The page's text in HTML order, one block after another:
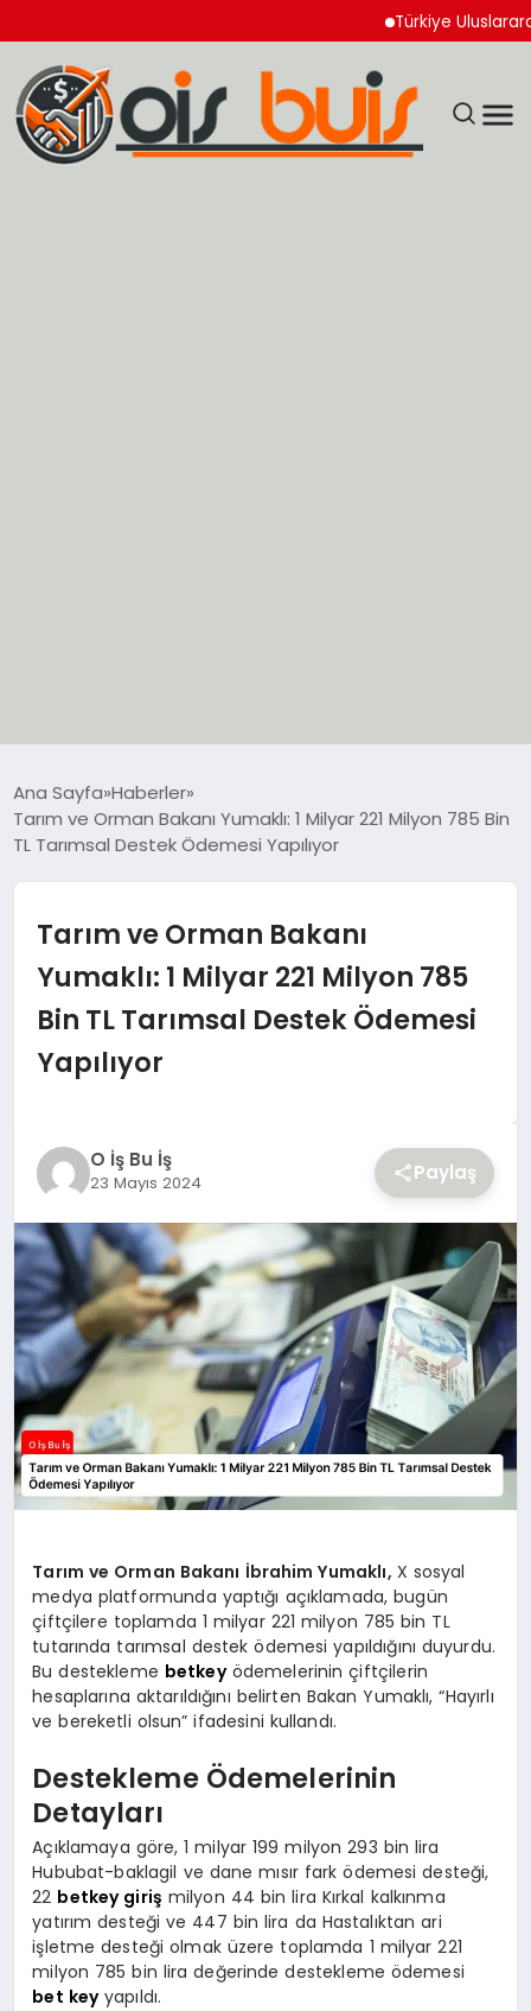
Türkiye Uluslararası
EKONOMİ
SPOR
YAŞAM
Ana Sayfa Haberler
Tarım ve Orman Bakanı Yumaklı: 1 Milyar 221 Milyon 785 Bin
TL Tarımsal Destek Ödemesi Yapılıyor
Tarım ve Orman Bakanı
Yumaklı: 1 Milyar 221 Milyon 785
Bin TL Tarımsal Destek Ödemesi
Yapılıyor
O İş Bu İş
23 Mayıs 2024 Paylaş
Tarım ve Orman Bakanı İbrahim Yumaklı, X sosyal
medya platformunda yaptığı açıklamada, bugün
çiftçilere toplamda 1 milyar 221 milyon 785 bin TL
tutarında tarımsal destek ödemesi yapıldığını duyurdu.
Bu destekleme betkeyödemelerinin çiftçilerin
hesaplarına aktarıldığını belirten Bakan Yumaklı, “Hayırlı
ve bereketli olsun” ifadesini kullandı.
Destekleme Ödemelerinin
Detayları
Açıklamaya göre, 1 milyar 199 milyon 293 bin lira
Hububat-baklagil ve dane mısır fark ödemesi desteği,
22 betkey giriş milyon 44 bin lira Kırkal kalkınma
yatırım desteği ve 447 bin lira da Hastalıktan ari
işletme desteği olmak üzere toplamda 1 milyar 221
milyon 785 bin lira değerinde destekleme ödemesi
bet keyyapıldı.